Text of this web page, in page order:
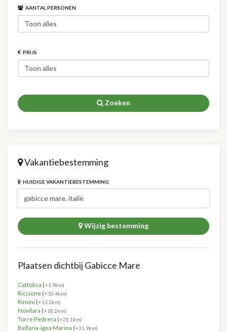
AANTAL PERSONEN
PRIJS
Zoeken
Vakantiebestemming
HUIDIGE VAKANTIEBESTEMMING
Wijzig bestemming
Plaatsen dichtbij Gabicce Mare
Cattolica (+1.9km)
Riccione (+10.4km)
Rimini (+13.3km)
Novilara (+18.2km)
Torre Pedrera (+25.1km)
Bellaria-igea Marina (+31.9km)